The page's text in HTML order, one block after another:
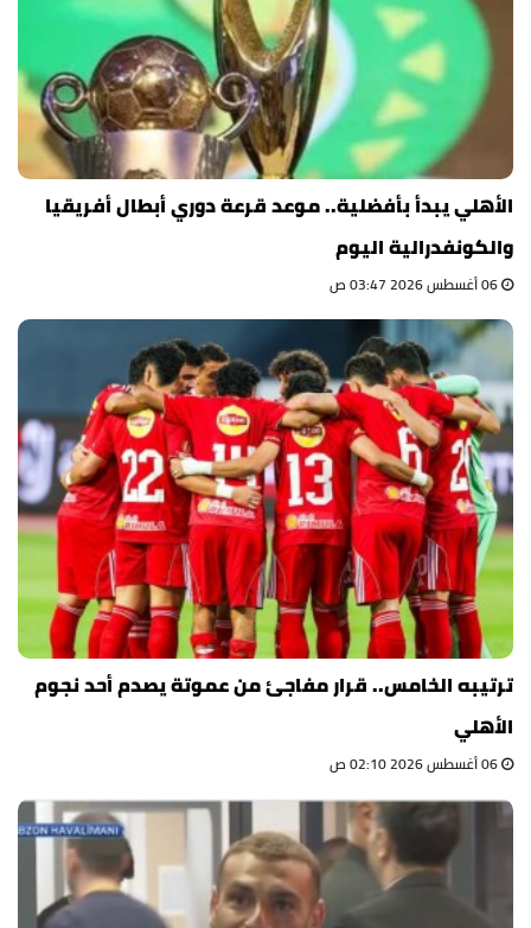
الأهلي يبدأ بأفضلية.. موعد قرعة دوري أبطال أفريقيا
والكونفدرالية اليوم
ترتيبه الخامس.. قرار مفاجئ من عموتة يصدم أحد نجوم
الأهلي